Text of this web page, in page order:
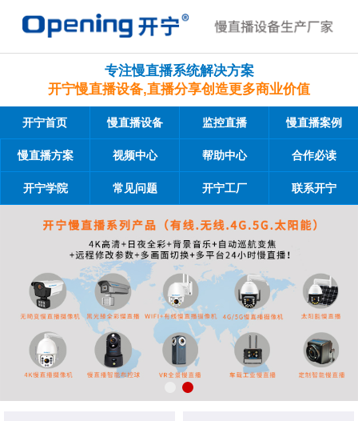
专注慢直播系统解决方案
开宁慢直播设备,直播分享创造更多商业价值
开宁首页 慢直播设备 监控直播 慢直播案例
慢直播方案 视频中心 帮助中心 合作必读
开宁学院 常见问题 开宁工厂 联系开宁